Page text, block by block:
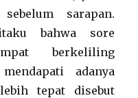
sarapan.
bahwa sore
berkeliling
adanya
tepat disebut